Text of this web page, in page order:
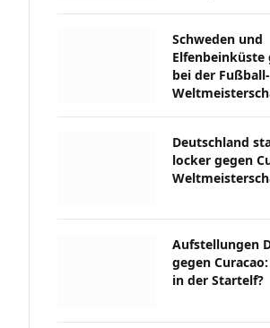
Schweden und
Elfenbeinküste
bei der Fußball-
Deutschland
locker gegen
Aufstellungen
gegen
in der Startelf?